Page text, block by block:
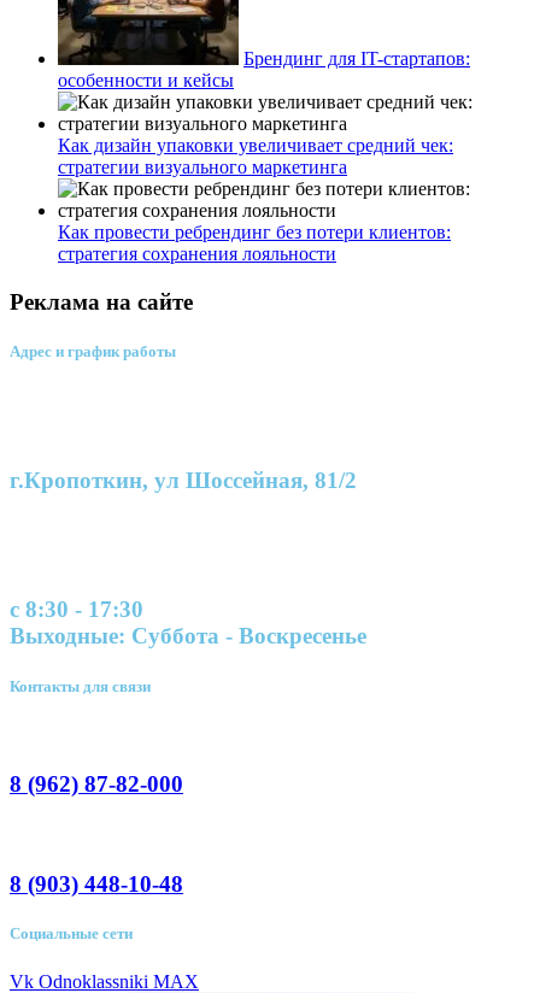
Брендинг для IT-стартапов:
особенности и кейсы
Как дизайн упаковки увеличивает средний чек:
стратегии визуального маркетинга
Как провести ребрендинг без потери клиентов:
стратегия сохранения лояльности
Реклама на сайте
Адрес и график работы
г.Кропоткин, ул Шоссейная, 81/2
с 8:30 - 17:30
Выходные: Суббота - Воскресенье
Контакты для связи
8 (962) 87-82-000
8 (903) 448-10-48
Социальные сети
Vk Odnoklassniki MAX